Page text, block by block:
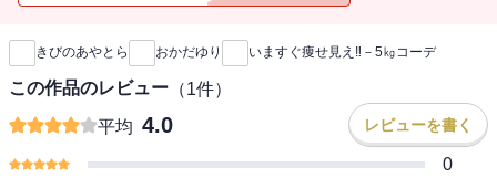
新刊通知
きびのあやとら おかだゆり いますぐ痩せ見え‼－5㎏コーデ
この作品のレビュー （1件）
平均 4.0 レビューを書く
0